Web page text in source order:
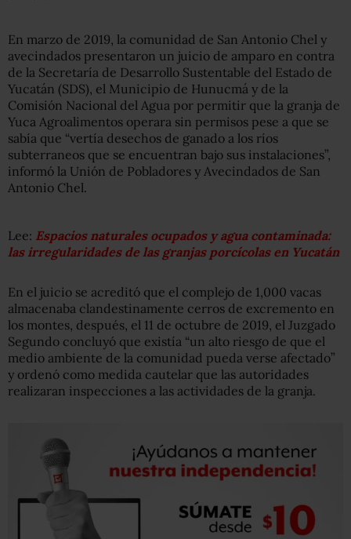
En marzo de 2019, la comunidad de San Antonio Chel y
avecindados presentaron un juicio de amparo en contra
de la Secretaría de Desarrollo Sustentable del Estado de
Yucatán (SDS), el Municipio de Hunucmá y de la
Comisión Nacional del Agua por permitir que la granja de
Yuca Agroalimentos operara sin permisos pese a que se
sabía que “vertía desechos de ganado a los ríos
subterraneos que se encuentran bajo sus instalaciones”,
informó la Unión de Pobladores y Avecindados de San
Antonio Chel.
Lee: Espacios naturales ocupados y agua contaminada:
las irregularidades de las granjas porcícolas en Yucatán
En el juicio se acreditó que el complejo de 1,000 vacas
almacenaba clandestinamente cerros de excremento en
los montes, después, el 11 de octubre de 2019, el Juzgado
Segundo concluyó que existía “un alto riesgo de que el
medio ambiente de la comunidad pueda verse afectado”
y ordenó como medida cautelar que las autoridades
realizaran inspecciones a las actividades de la granja.